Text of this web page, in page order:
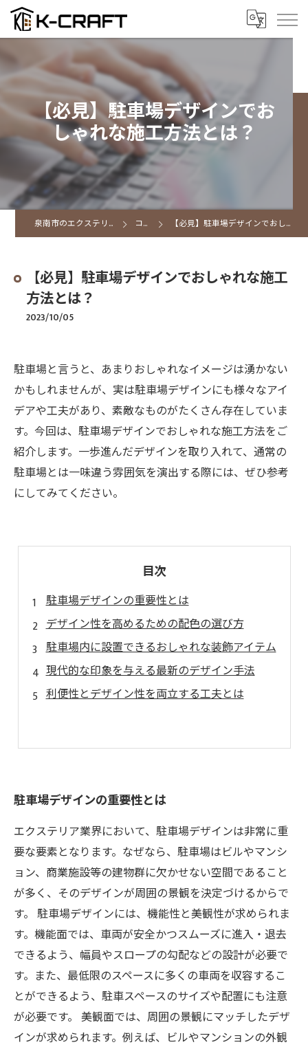
【必見】駐車場デザインでお
しゃれな施工方法とは？
泉南市のエクステリアならK CRAFT コラム 【必見】駐車場デザインでおしゃれな施工方法とは？
【必見】駐車場デザインでおしゃれな施工
方法とは？
2023/10/05
駐車場と言うと、あまりおしゃれなイメージは湧かない
かもしれませんが、実は駐車場デザインにも様々なアイ
デアや工夫があり、素敵なものがたくさん存在していま
す。今回は、駐車場デザインでおしゃれな施工方法をご
紹介します。一歩進んだデザインを取り入れて、通常の
駐車場とは一味違う雰囲気を演出する際には、ぜひ参考
にしてみてください。
目次
駐車場デザインの重要性とは
デザイン性を高めるための配色の選び方
駐車場内に設置できるおしゃれな装飾アイテム
現代的な印象を与える最新のデザイン手法
利便性とデザイン性を両立する工夫とは
駐車場デザインの重要性とは
エクステリア業界において、駐車場デザインは非常に重
要な要素となります。なぜなら、駐車場はビルやマンシ
ョン、商業施設等の建物群に欠かせない空間であること
が多く、そのデザインが周囲の景観を決定づけるからで
す。 駐車場デザインには、機能性と美観性が求められま
す。機能面では、車両が安全かつスムーズに進入・退去
できるよう、幅員やスロープの勾配などの設計が必要で
す。また、最低限のスペースに多くの車両を収容するこ
とができるよう、駐車スペースのサイズや配置にも注意
が必要です。 美観面では、周囲の景観にマッチしたデザ
インが求められます。例えば、ビルやマンションの外観